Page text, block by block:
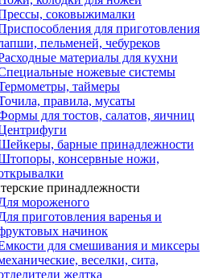
соковыжималки
для приготовления
пельменей, чебуреков
материалы для кухни
ножевые системы
таймеры
правила, мусаты
для тостов, салатов, яичниц
барные принадлежности
консервные ножи,
принадлежности
мороженого
приготовления варенья и
начинок
для смешивания и миксеры
веселки, сита,
желтка